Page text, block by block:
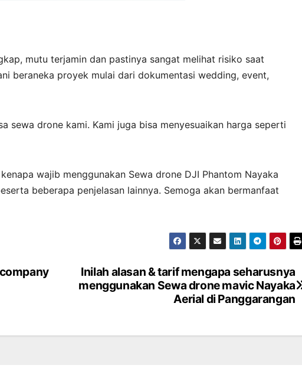
mutu terjamin dan pastinya sangat melihat risiko saat
beraneka proyek mulai dari dokumentasi wedding, event,
sewa drone kami. Kami juga bisa menyesuaikan harga seperti
wajib menggunakan Sewa drone DJI Phantom Nayaka
beberapa penjelasan lainnya. Semoga akan bermanfaat
Inilah alasan & tarif mengapa seharusnya
menggunakan Sewa drone mavic Nayaka
Aerial di Panggarangan